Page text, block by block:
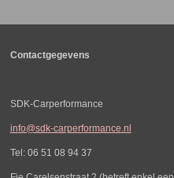
Contactgegevens
SDK-Carperformance
info@sdk-carperformance.nl
Tel: 06 51 08 94 37